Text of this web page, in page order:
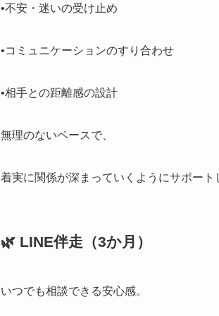
•不安・迷いの受け止め
•コミュニケーションのすり合わせ
•相手との距離感の設計
無理のないペースで、
着実に関係が深まっていくようにサポート
🌿 LINE伴走（3か月）
いつでも相談できる安心感。